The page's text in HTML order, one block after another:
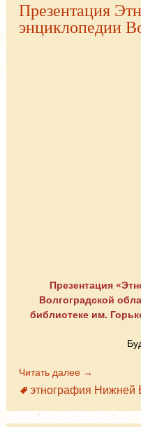
Презентация
энциклопедии
Презентация
Волгоградской
библиотеке им.
Читать далее →
этнография Нижней